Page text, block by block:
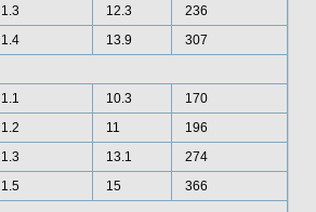
1.3 12.3
236
1.4 13.9
307
1.1 10.3
170
1.2 11
196
1.3 13.1
274
1.5 15
366